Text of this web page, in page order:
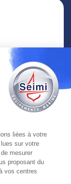
liées à votre
sur votre
mesurer
proposant du
vos centres